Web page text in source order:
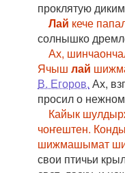
проклятую
Лай кече
солнышко
Ах,
Ячыш лай
В. Егоров. Ах,
просил о
Кайык
чоҥештен.
шижмашымат
свои птичьи